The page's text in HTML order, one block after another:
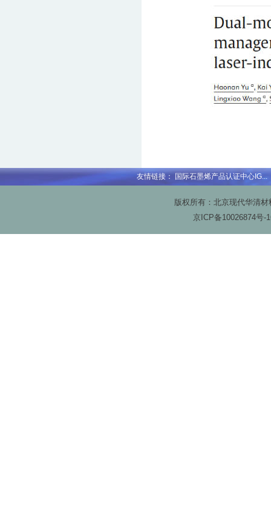
友情链接： 国际石墨烯产品认证中心IG...
版权所有：北京现代华清
京ICP备10026874号-